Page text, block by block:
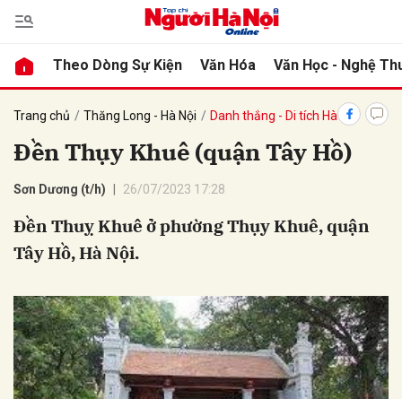
Theo Dòng Sự Kiện Văn Hóa Văn Học - Nghệ
Trang chủ Thăng Long - Hà Nội Danh thắng - Di tích Hà Nội
Đền Thụy Khuê (quận Tây Hồ)
Sơn Dương (t/h) 26/07/2023 17:28
Đền Thuỵ Khuê ở phường Thụy Khuê, quận
Tây Hồ, Hà Nội.
luận
Hủy